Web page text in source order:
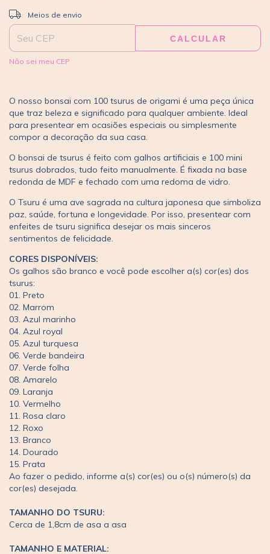
Entregas para o CEP:
Meios de envio
CALCULAR
Não sei meu CEP
O nosso bonsai com 100 tsurus de origami é uma peça única
que traz beleza e significado para qualquer ambiente. Ideal
para presentear em ocasiões especiais ou simplesmente
compor a decoração da sua casa.
O bonsai de tsurus é feito com galhos artificiais e 100 mini
tsurus dobrados, tudo feito manualmente. É fixada na base
redonda de MDF e fechado com uma redoma de vidro.
O Tsuru é uma ave sagrada na cultura japonesa que simboliza
paz, saúde, fortuna e longevidade. Por isso, presentear com
enfeites de tsuru significa desejar os mais sinceros
sentimentos de felicidade.
CORES DISPONÍVEIS:
Os galhos são branco e você pode escolher a(s) cor(es) dos
tsurus:
01. Preto
02. Marrom
03. Azul marinho
04. Azul royal
05. Azul turquesa
06. Verde bandeira
07. Verde folha
08. Amarelo
09. Laranja
10. Vermelho
11. Rosa claro
12. Roxo
13. Branco
14. Dourado
15. Prata
Ao fazer o pedido, informe a(s) cor(es) ou o(s) número(s) da
cor(es) desejada.
TAMANHO DO TSURU:
Cerca de 1,8cm de asa a asa
TAMANHO E MATERIAL: